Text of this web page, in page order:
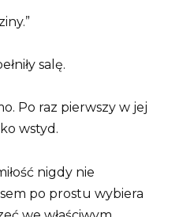
salę.
Po raz pierwszy w jej
wstyd.
nigdy nie
po prostu wybiera